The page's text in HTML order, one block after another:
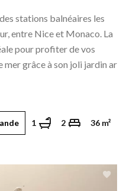
stations balnéaires les
entre Nice et Monaco. La
pour profiter de vos
mer grâce à son joli jardin ar
36 m²
2
1